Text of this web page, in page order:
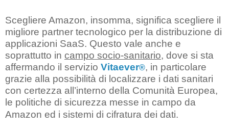
Scegliere Amazon, insomma, significa scegliere il
migliore partner tecnologico per la distribuzione di
applicazioni SaaS. Questo vale anche e
soprattutto in campo socio-sanitario, dove si sta
affermando il servizio Vitaever®, in particolare
grazie alla possibilità di localizzare i dati sanitari
con certezza all’interno della Comunità Europea,
le politiche di sicurezza messe in campo da
Amazon ed i sistemi di cifratura dei dati.